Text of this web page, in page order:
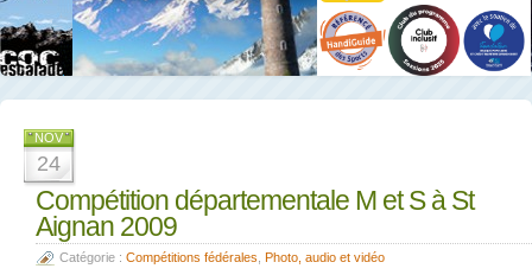
Privée
La salle et le mur
NOV
24
Compétition départementale M et S à St
Aignan 2009
Catégorie : Compétitions fédérales Photo, audio et vidéo